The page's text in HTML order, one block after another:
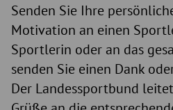
Senden Sie Ihre
Motivation an einen
Sportlerin oder an das
senden Sie einen Dank
Der Landessportbund